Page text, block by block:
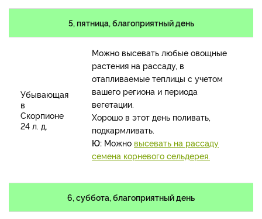
5, пятница, благоприятный день
Убывающая
в
Скорпионе
24 л. д.
Можно высевать любые овощные
растения на рассаду, в
отапливаемые теплицы с учетом
вашего региона и периода
вегетации.
Хорошо в этот день поливать,
подкармливать.
Ю: Можно высевать на рассаду
семена корневого сельдерея.
6, суббота, благоприятный день